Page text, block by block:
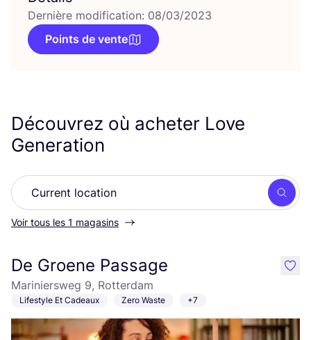
Dernière modification: 08/03/2023
Points de vente
Découvrez où acheter Love
Generation
Voir tous les 1 magasins
De Groene Passage
Mariniersweg 9, Rotterdam
Lifestyle Et Cadeaux Zero Waste +7
like